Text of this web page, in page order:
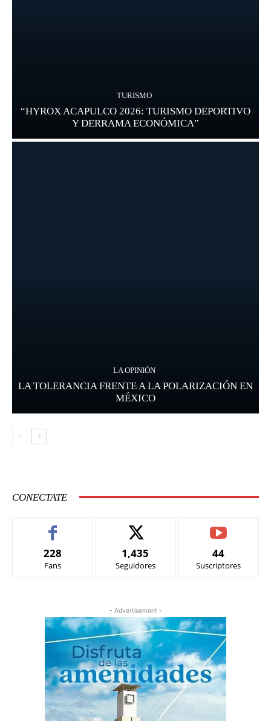
TURISMO
“HYROX ACAPULCO 2026: TURISMO DEPORTIVO
Y DERRAMA ECONÓMICA”
LA OPINIÓN
LA TOLERANCIA FRENTE A LA POLARIZACIÓN EN
MÉXICO
CONECTATE
228
Fans
1,435
Seguidores
44
Suscriptores
- Advertisement -